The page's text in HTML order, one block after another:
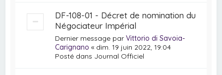
DF-108-01 - Décret de nomination du
Négociateur Impérial
Dernier message parVittorio di Savoia-
Carignano « dim. 19 juin 2022, 19:04
Posté dans Journal Officiel